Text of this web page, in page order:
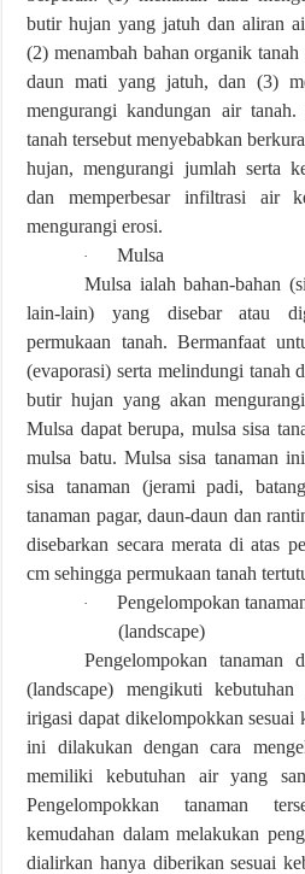
butir hujan yang jatuh dan aliran
(2) menambah bahan organik
daun mati yang jatuh, dan (3)
mengurangi kandungan air tanah.
tanah tersebut menyebabkan
hujan, mengurangi jumlah serta
dan memperbesar infiltrasi air
mengurangi erosi.
·
Mulsa
Mulsa ialah bahan-bahan
lain-lain) yang disebar atau
permukaan tanah. Bermanfaat
(evaporasi) serta melindungi tanah
butir hujan yang akan
Mulsa dapat berupa, mulsa sisa
mulsa batu. Mulsa sisa tanaman
sisa tanaman (jerami padi,
tanaman pagar, daun-daun dan
disebarkan secara merata di atas
cm sehingga permukaan tanah
·
Pengelompokan
(landscape)
Pengelompokan tanaman
(landscape) mengikuti
irigasi dapat dikelompokkan sesuai
ini dilakukan dengan cara
memiliki kebutuhan air yang
Pengelompokkan tanaman
kemudahan dalam melakukan
dialirkan hanya diberikan sesuai